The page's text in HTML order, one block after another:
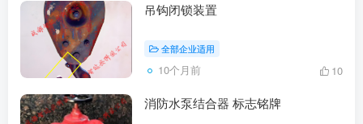
吊钩闭锁装置
全部企业适用
10个月前 10
消防水泵结合器 标志铭牌